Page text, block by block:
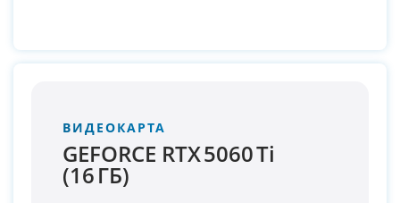
ВИДЕОКАРТА
GEFORCE RTX 5060 Ti
(16 ГБ)